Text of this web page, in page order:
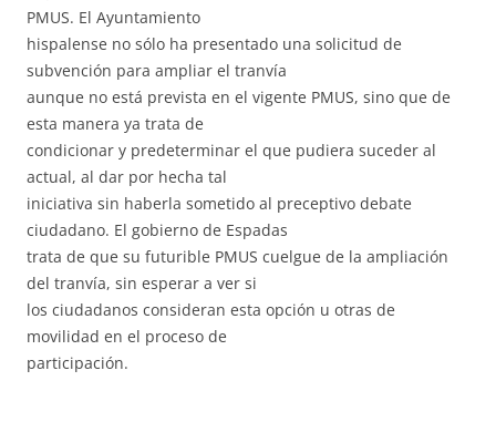
PMUS. El Ayuntamiento
hispalense no sólo ha presentado una solicitud de
subvención para ampliar el tranvía
aunque no está prevista en el vigente PMUS, sino que de
esta manera ya trata de
condicionar y predeterminar el que pudiera suceder al
actual, al dar por hecha tal
iniciativa sin haberla sometido al preceptivo debate
ciudadano. El gobierno de Espadas
trata de que su futurible PMUS cuelgue de la ampliación
del tranvía, sin esperar a ver si
los ciudadanos consideran esta opción u otras de
movilidad en el proceso de
participación.